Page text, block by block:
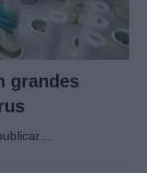
grandes